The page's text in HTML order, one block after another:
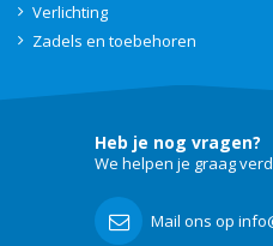
Verlichting
Zadels en toebehoren
Heb je nog vragen?
We helpen je graag
Mail ons op